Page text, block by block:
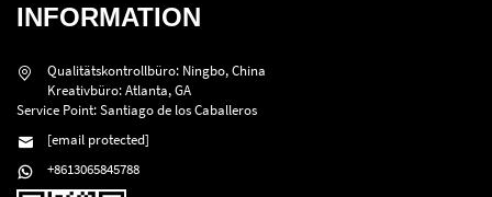
INFORMATION
Qualitätskontrollbüro: Ningbo, China
Kreativbüro: Atlanta, GA
Service Point: Santiago de los Caballeros
[email protected]
+8613065845788